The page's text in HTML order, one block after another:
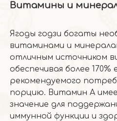
Витамины и
Ягоды годзи богаты
витаминами и
отличным источником
обеспечивая более 170%
рекомендуемого
порцию. Витамин А
значение для
иммунной функции и